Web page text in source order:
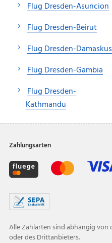
Flug Dresden-Asuncion
Flug Dresden-Beirut
Flug Dresden-Damaskus
Flug Dresden-Gambia
Flug Dresden-
Kathmandu